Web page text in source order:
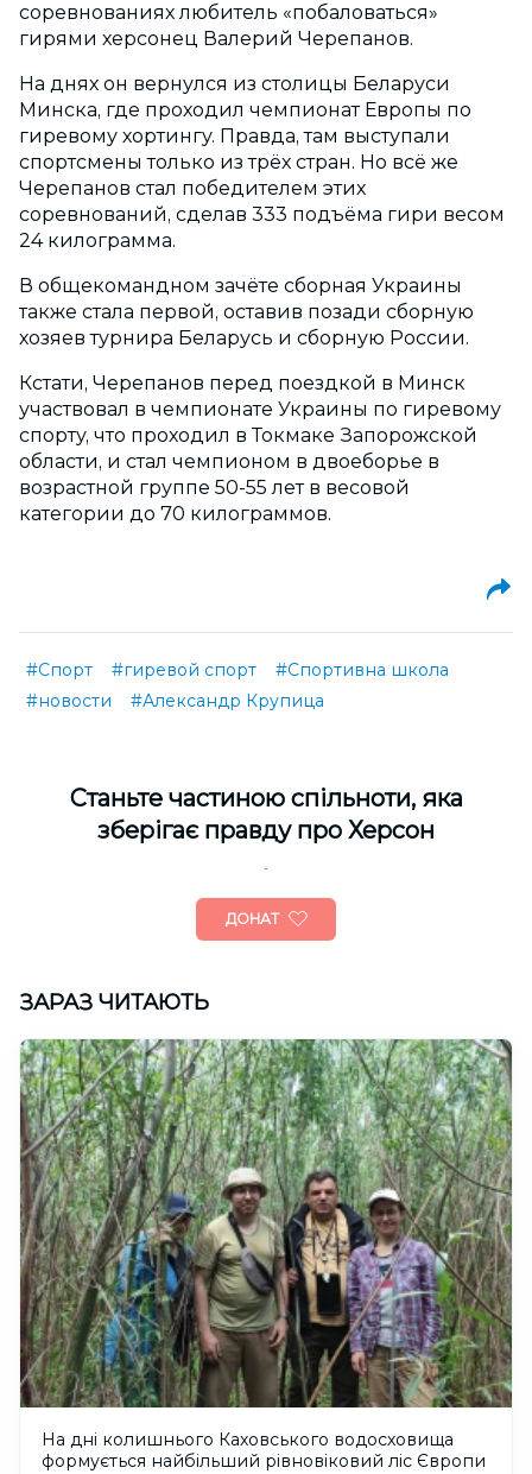
соревнованиях любитель «побаловаться»
гирями херсонец Валерий Черепанов.
На днях он вернулся из столицы Беларуси
Минска, где проходил чемпионат Европы по
гиревому хортингу. Правда, там выступали
спортсмены только из трёх стран. Но всё же
Черепанов стал победителем этих
соревнований, сделав 333 подъёма гири весом
24 килограмма.
В общекомандном зачёте сборная Украины
также стала первой, оставив позади сборную
хозяев турнира Беларусь и сборную России.
Кстати, Черепанов перед поездкой в Минск
участвовал в чемпионате Украины по гиревому
спорту, что проходил в Токмаке Запорожской
области, и стал чемпионом в двоеборье в
возрастной группе 50-55 лет в весовой
категории до 70 килограммов.
#Спорт #гиревой спорт
#Спортивна школа
#новости
#Александр Крупица
Cтаньте частиною спільноти, яка
зберігає правду про Херсон
ДОНАТ
ЗАРАЗ ЧИТАЮТЬ
На дні колишнього Каховського водосховища
формується найбільший рівновіковий ліс Європи